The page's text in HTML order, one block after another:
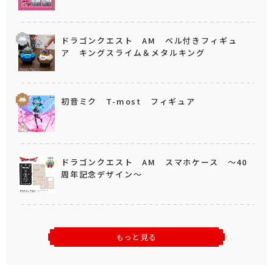
ドラゴンクエスト AM ベル付きフィギュ
ア キングスライム＆メタルキング
初音ミク T-most フィギュア
ドラゴンクエスト AM スマホケース ～40
周年記念デザイン～
もっと見る